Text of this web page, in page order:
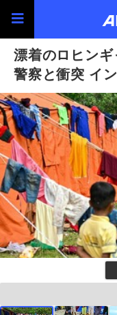
漂着のロヒン
警察と衝突 イ